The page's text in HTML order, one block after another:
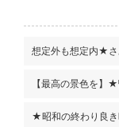
想定外も想定内★さ
【最高の景色を】
★昭和の終わり良